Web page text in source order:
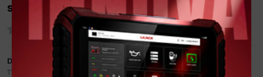
scodifica ecu bosch 3.1 peugeot 106
Da scinti1955
11 Dicembre 2012
Ricerca - Scambio file ORIGINALI